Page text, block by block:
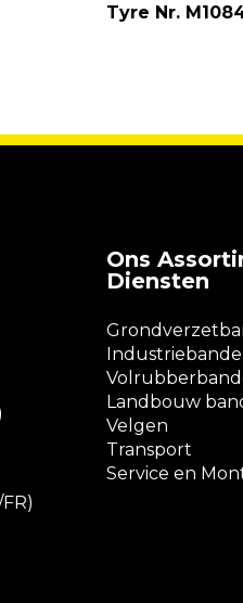
Tyre Nr.
Ons
Diensten
Landbouw
Velgen
Transport
Service en